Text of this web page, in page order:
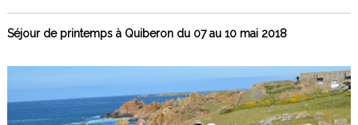
Séjour de printemps à Quiberon du 07 au 10 mai 2018